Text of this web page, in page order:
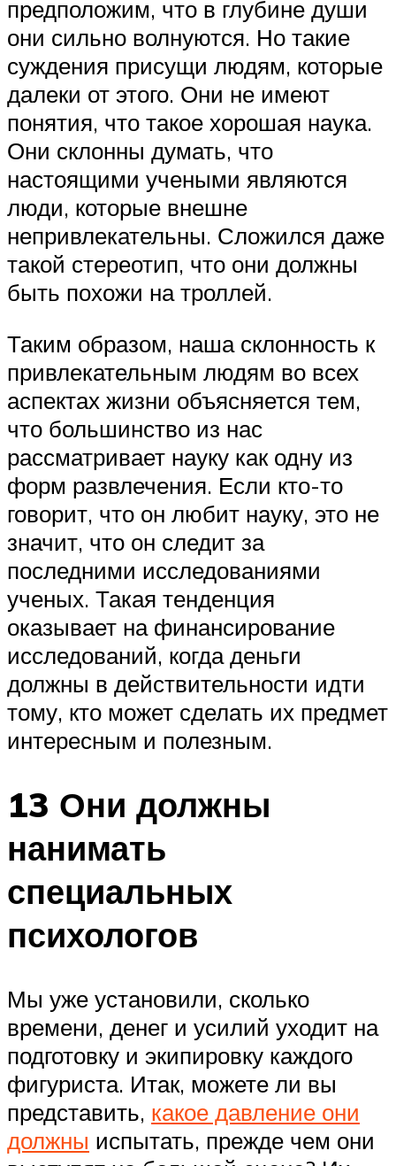
предположим, что в глубине души
они сильно волнуются. Но такие
суждения присущи людям, которые
далеки от этого. Они не имеют
понятия, что такое хорошая наука.
Они склонны думать, что
настоящими учеными являются
люди, которые внешне
непривлекательны. Сложился даже
такой стереотип, что они должны
быть похожи на троллей.
Таким образом, наша склонность к
привлекательным людям во всех
аспектах жизни объясняется тем,
что большинство из нас
рассматривает науку как одну из
форм развлечения. Если кто-то
говорит, что он любит науку, это не
значит, что он следит за
последними исследованиями
ученых. Такая тенденция
оказывает на финансирование
исследований, когда деньги
должны в действительности идти
тому, кто может сделать их предмет
интересным и полезным.
13 Они должны
нанимать
специальных
психологов
Мы уже установили, сколько
времени, денег и усилий уходит на
подготовку и экипировку каждого
фигуриста. Итак, можете ли вы
представить, какое давление они
должны испытать, прежде чем они